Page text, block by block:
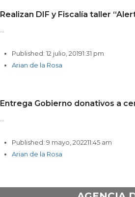
Realizan DIF y Fiscalía taller
Published: 12 julio, 20191:31 pm
Author
Arian de la Rosa
Entrega Gobierno donativos a
Published: 9 mayo, 202211:45 am
Author
Arian de la Rosa